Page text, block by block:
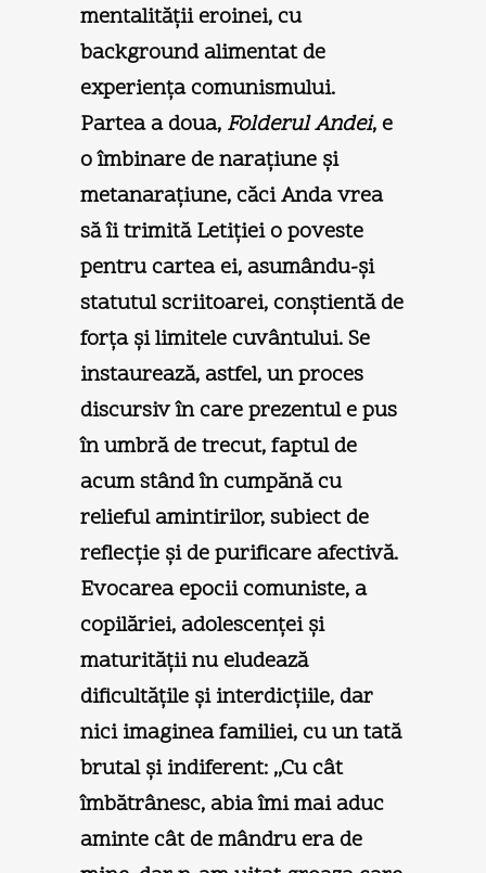
mentalităţii eroinei, cu
background alimentat de
experienţa comunismului.
Partea a doua, Folderul Andei, e
o îmbinare de naraţiune şi
metanaraţiune, căci Anda vrea
să îi trimită Letiţiei o poveste
pentru cartea ei, asumându-şi
statutul scriitoarei, conştientă de
forţa şi limitele cuvântului. Se
instaurează, astfel, un proces
discursiv în care prezentul e pus
în umbră de trecut, faptul de
acum stând în cumpănă cu
relieful amintirilor, subiect de
reflecţie şi de purificare afectivă.
Evocarea epocii comuniste, a
copilăriei, adolescenţei şi
maturităţii nu eludează
dificultăţile şi interdicţiile, dar
nici imaginea familiei, cu un tată
brutal şi indiferent: ,,Cu cât
îmbătrânesc, abia îmi mai aduc
aminte cât de mândru era de